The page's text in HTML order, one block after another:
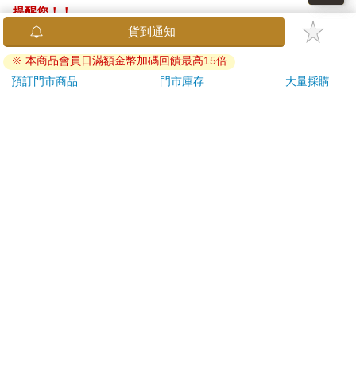
提醒您！！
金石堂及銀行均不會請您操作ATM! 如接獲電話要求您前往
ATM提款機，請不要聽從指示，以免受騙上當！
退換貨須知：
貨到通知
※ 本商品會員日滿額金幣加碼回饋最高15倍
預訂門市商品
門市庫存 大量採購